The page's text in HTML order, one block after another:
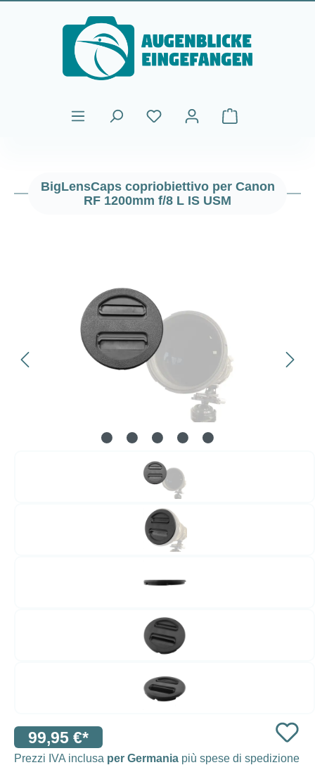
Passa al contenuto principale
Il carrello
BigLensCaps copriobiettivo per Canon
RF 1200mm f/8 L IS USM
99,95 €*
Prezzi IVA inclusa per Germania più spese di spedizione